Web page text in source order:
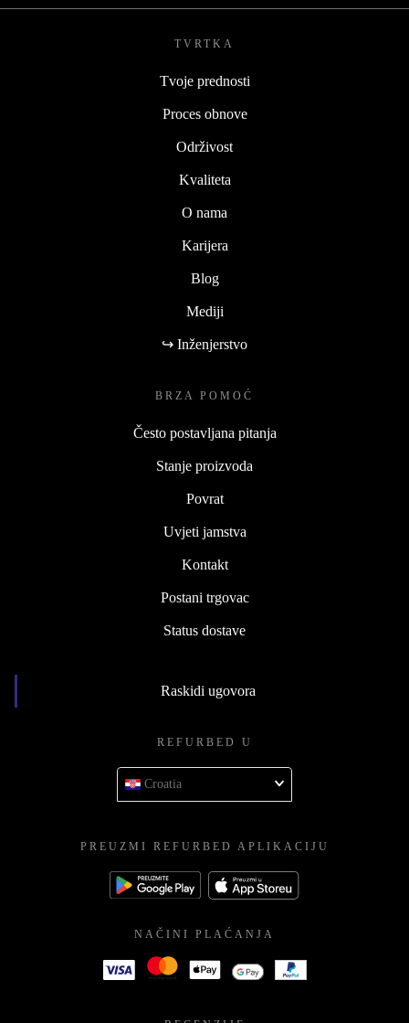
TVRTKA
Tvoje prednosti
Proces obnove
Održivost
Kvaliteta
O nama
Karijera
Blog
Mediji
↪ Inženjerstvo
BRZA POMOĆ
Često postavljana pitanja
Stanje proizvoda
Povrat
Uvjeti jamstva
Kontakt
Postani trgovac
Status dostave
Raskidi ugovora
REFURBED U
Croatia
PREUZMI REFURBED APLIKACIJU
NAČINI PLAĆANJA